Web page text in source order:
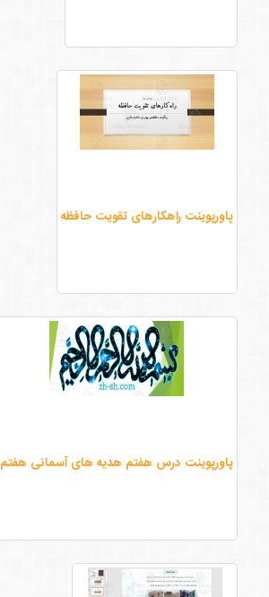
پاورپوینت راهکارهای تقویت حافظه
پاورپوینت درس هفتم هدیه های آسمانی هفتم